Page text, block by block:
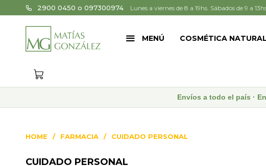
MENÚ COSMÉTICA NATURAL
2900 0450 o 097300974 Lunes a viernes de 8 a 19hs. Sábados de 9 a
Envíos a todo el país ·
HOME FARMACIA CUIDADO PERSONAL
CUIDADO PERSONAL